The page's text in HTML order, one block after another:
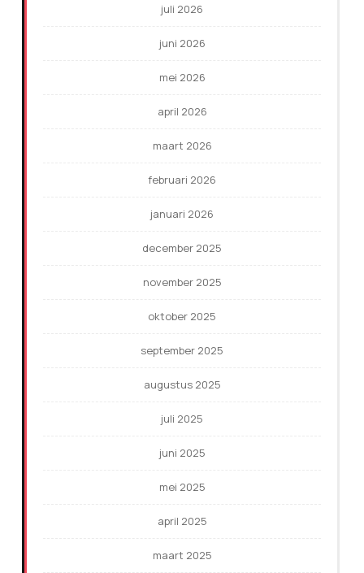
juli 2026
juni 2026
mei 2026
april 2026
maart 2026
februari 2026
januari 2026
december 2025
november 2025
oktober 2025
september 2025
augustus 2025
juli 2025
juni 2025
mei 2025
april 2025
maart 2025